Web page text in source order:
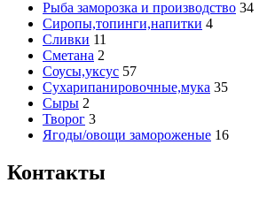
Рыба заморозка и производство 34
Сиропы,топинги,напитки 4
Сливки 11
Сметана 2
Соусы,уксус 57
Сухарипанировочные,мука 35
Сыры 2
Творог 3
Ягоды/овощи замороженые 16
Контакты